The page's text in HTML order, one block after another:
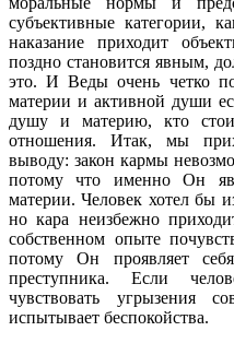
субъективные категории,
наказание приходит
поздно становится явным,
это. И Веды очень четко
материи и активной души
душу и материю, кто
отношения. Итак, мы
выводу: закон кармы
потому что именно Он
материи. Человек хотел бы
но кара неизбежно
собственном опыте
потому Он проявляет
преступника. Если
чувствовать угрызения
испытывает беспокойства.